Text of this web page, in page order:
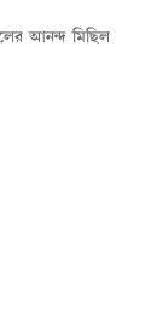
আনন্দ মিছিল